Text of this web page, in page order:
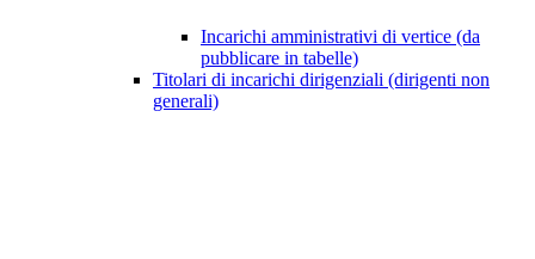
Incarichi amministrativi di vertice (da
pubblicare in tabelle)
Titolari di incarichi dirigenziali (dirigenti non
generali)